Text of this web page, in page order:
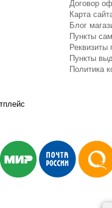
Договор
Карта
Блог
Пункты
Реквизиты
Пункты
Политика